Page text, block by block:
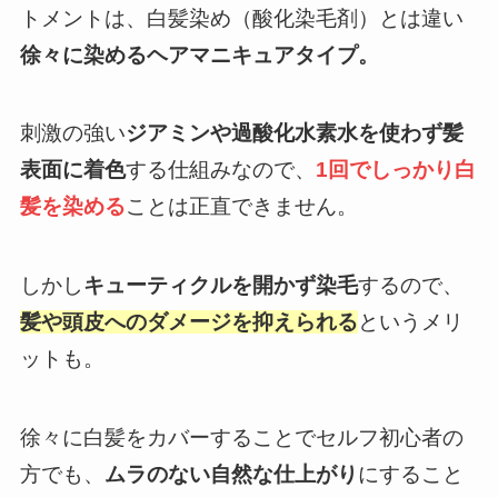
トメントは、白髪染め（酸化染毛剤）とは違い
徐々に染めるヘアマニキュアタイプ。
刺激の強いジアミンや過酸化水素水を使わず髪
表面に着色する仕組みなので、 1回でしっかり白
髪を染めることは正直できません。
しかしキューティクルを開かず染毛するので、
髪や頭皮へのダメージを抑えられるというメリ
ットも。
徐々に白髪をカバーすることでセルフ初心者の
方でも、 ムラのない自然な仕上がり にすること